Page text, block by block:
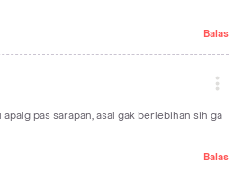
Balas
pas sarapan, asal gak berlebihan sih ga
Balas